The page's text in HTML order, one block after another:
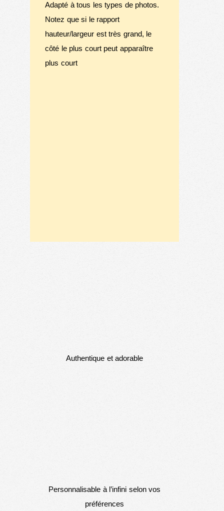
Adapté à tous les types de photos.
Notez que si le rapport
hauteur/largeur est très grand, le
côté le plus court peut apparaître
plus court
Authentique et adorable
Personnalisable à l’infini selon vos
préférences